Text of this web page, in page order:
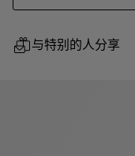
与特别的人分享